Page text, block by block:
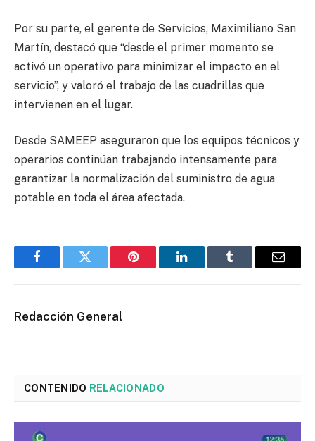
Por su parte, el gerente de Servicios, Maximiliano San
Martín, destacó que “desde el primer momento se
activó un operativo para minimizar el impacto en el
servicio”, y valoró el trabajo de las cuadrillas que
intervienen en el lugar.
Desde SAMEEP aseguraron que los equipos técnicos y
operarios continúan trabajando intensamente para
garantizar la normalización del suministro de agua
potable en toda el área afectada.
FacebookTwitter Pinterest LinkedInTumblr Email
Redacción General
CONTENIDO RELACIONADO